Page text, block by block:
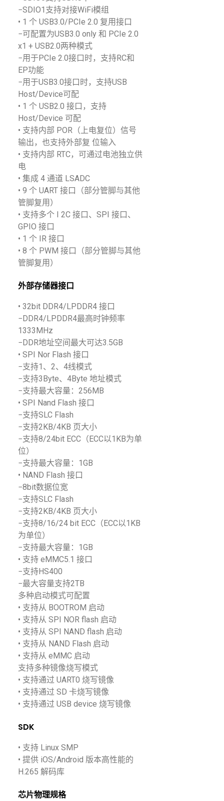
−SDIO1支持对接WiFi模组
• 1 个 USB3.0/PCIe 2.0 复用接口
−可配置为USB3.0 only 和 PCIe 2.0
x1 + USB2.0两种模式
−用于PCIe 2.0接口时，支持RC和
EP功能
−用于USB3.0接口时，支持USB
Host/Device可配
• 1 个 USB2.0 接口，支持
Host/Device 可配
• 支持内部 POR（上电复位）信号
输出，也支持外部复 位输入
• 支持内部 RTC，可通过电池独立供
电
• 集成 4 通道 LSADC
• 9 个 UART 接口（部分管脚与其他
管脚复用）
• 支持多个 I 2C 接口、SPI 接口、
GPIO 接口
• 1 个 IR 接口
• 8 个 PWM 接口（部分管脚与其他
管脚复用）
外部存储器接口
• 32bit DDR4/LPDDR4 接口
−DDR4/LPDDR4最高时钟频率
1333MHz
−DDR地址空间最大可达3.5GB
• SPI Nor Flash 接口
−支持1、2、4线模式
−支持3Byte、4Byte 地址模式
−支持最大容量：256MB
• SPI Nand Flash 接口
−支持SLC Flash
−支持2KB/4KB 页大小
−支持8/24bit ECC（ECC以1KB为单
位）
−支持最大容量：1GB
• NAND Flash 接口
−8bit数据位宽
−支持SLC Flash
−支持2KB/4KB 页大小
−支持8/16/24 bit ECC（ECC以1KB
为单位）
−支持最大容量：1GB
• 支持 eMMC5.1 接口
−支持HS400
−最大容量支持2TB
多种启动模式可配置
• 支持从 BOOTROM 启动
• 支持从 SPI NOR flash 启动
• 支持从 SPI NAND flash 启动
• 支持从 NAND Flash 启动
• 支持从 eMMC 启动
支持多种镜像烧写模式
• 支持通过 UART0 烧写镜像
• 支持通过 SD 卡烧写镜像
• 支持通过 USB device 烧写镜像
SDK
• 支持 Linux SMP
• 提供 iOS/Android 版本高性能的
H.265 解码库
芯片物理规格